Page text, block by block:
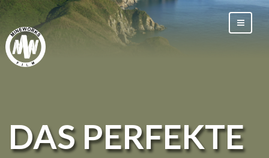
DAS PERFEKTE